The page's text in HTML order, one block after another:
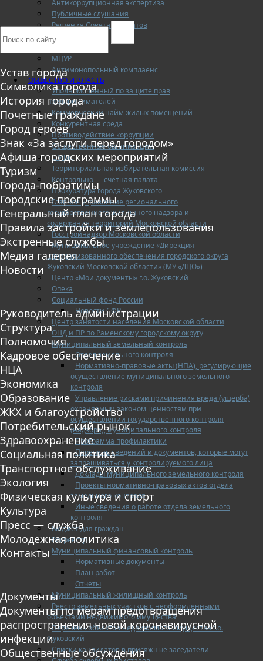
Антикоррупционная экспертиза
Публичные слушания
Решения Совета депутатов
Решения ТИК
Решения МТИК
МЦУР
Антимонопольный комплаенс
ОБЩЕСТВО И ВЛАСТЬ
Уполномоченный по защите прав
предпринимателей
Коммерческий найм жилых помещений
Конкурентная среда
Противодействие коррупции
Общественные организации
ОМВД
Территориальная избирательная комиссия
Контрольно — счетная палата
Прокуратура города Жуковского
Главное управление регионального
государственного жилищного надзора и
содержания территорий Московской области
Госстройнадзор Московской области
Муниципальное учреждение «Дирекция
централизованного обеспечения городского округа
Жуковский Московской области» (МУ «ДЦО»)
Центр «Мои документы» г.о. Жуковский
Опека
Социальный фонд России
Новости СФР
Центр занятости населения Московской области
ОНД и ПР по Раменскому городскому округу
Муниципальный земельный контроль
Отдел земельного контроля
Нормативно-правовые акты (НПА), регулирующие
осуществление муниципального земельного
контроля
Управление рисками причинения вреда (ущерба)
охраняемым законом ценностям при
осуществлении государственного контроля
(надзора), муниципального контроля
Программа профилактики
Перечень сведений и документов, которые могут
запрашиваться у контролируемого лица
Доклады муниципального земельного контроля
Проекты нормативно-правовых актов отдела
земельного контроля
Иные сведения о работе отдела земельного
контроля
Бюджет для граждан
Росреестр
Муниципальный финансовый контроль
Нормативные документы
План работ
Отчеты
Муниципальный жилищный контроль
Реестр земельных участков с неоформленными
объектами недвижимого имущества
Перечень объектов недвижимого имущества г.о.
Жуковский
Списки кандидатов в присяжные заседатели
Устав города
Символика города
История города
Почетные граждане
Город героев
Знак «За заслуги перед городом»
Афиша городских мероприятий
Туризм
Города-побратимы
Городские программы
Генеральный план города
Правила застройки и землепользования
Экстренные службы
Медиа галерея
Новости
Руководитель администрации
Структура
Полномочия
Кадровое обеспечение
НЦА
Экономика
Образование
ЖКХ и благоустройство
Потребительский рынок
Здравоохранение
Социальная политика
Транспортное обслуживание
Экология
Физическая культура и спорт
Культура
Пресс — служба
Молодежная политика
Контакты
Документы
Документы по мерам предотвращения
распространения новой коронавирусной
инфекции
Общественные обсуждения